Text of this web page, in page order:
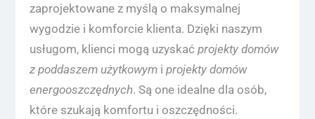
zaprojektowane z myślą o maksymalnej
wygodzie i komforcie klienta. Dzięki naszym
usługom, klienci mogą uzyskać projekty domów
z poddaszem użytkowymi projekty domów
energooszczędnych. Są one idealne dla osób,
które szukają komfortu i oszczędności.